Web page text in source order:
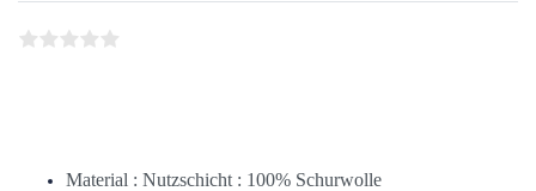
Material : Nutzschicht : 100% Schurwolle